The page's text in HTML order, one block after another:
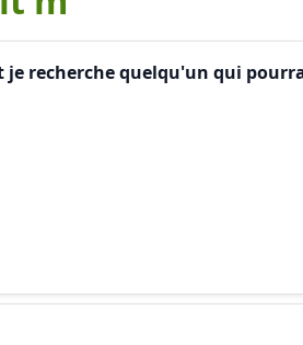
je recherche quelqu'un qui